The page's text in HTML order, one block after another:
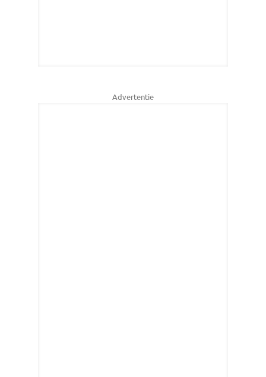
Advertentie